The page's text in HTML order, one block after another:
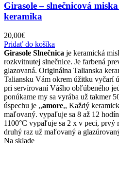
Girasole – slnečnicová
keramika
20,00€
Pridať do košíka
Girasole Slnečnica je keramická
rozkvitnutej slnečnice. Je farbená
glazovaná. Originálna Talianska
Taliansku Vám okrem úžitku vyčarí
pri servírovaní Vášho obľúbeného
ponúkame my sa vyrába už takmer
úspechu je ,,amore,, Každý
maľovaný. vypaľuje sa 8 až 12
1100°C vypaľuje sa 2 x v peci, prvý
druhý raz už maľovaný a
Na sklade